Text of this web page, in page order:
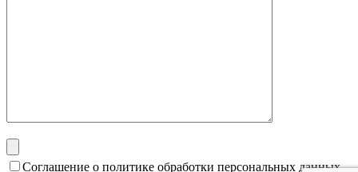
Соглашение о политике обработки персональных данных